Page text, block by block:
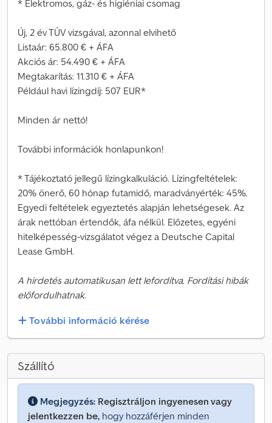
* Elektromos, gáz- és higiéniai csomag
Új, 2 év TÜV vizsgával, azonnal elvihető
Listaár: 65.800 € + ÁFA
Akciós ár: 54.490 € + ÁFA
Megtakarítás: 11.310 € + ÁFA
Például havi lízingdíj: 507 EUR*
Minden ár nettó!
További információk honlapunkon!
* Tájékoztató jellegű lízingkalkuláció. Lízingfeltételek:
20% önerő, 60 hónap futamidő, maradványérték: 45%.
Egyedi feltételek egyeztetés alapján lehetségesek. Az
árak nettóban értendők, áfa nélkül. Előzetes, egyéni
hitelképesség-vizsgálatot végez a Deutsche Capital
Lease GmbH.
A hirdetés automatikusan lett lefordítva. Fordítási hibák
előfordulhatnak.
További információ kérése
Szállító
Megjegyzés: Regisztráljon ingyenesen vagy
jelentkezzen be, hogy hozzáférjen minden